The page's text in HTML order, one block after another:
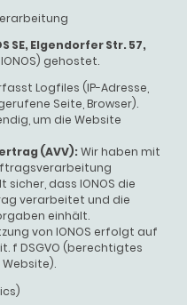
SE, Elgendorfer Str. 57,
gehostet.
Logfiles (IP-Adresse,
Seite, Browser).
um die Website
(AVV): Wir haben mit
dass IONOS die
verarbeitet und die
einhält.
von IONOS erfolgt auf
f DSGVO (berechtigtes